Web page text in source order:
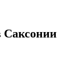
Саксонии